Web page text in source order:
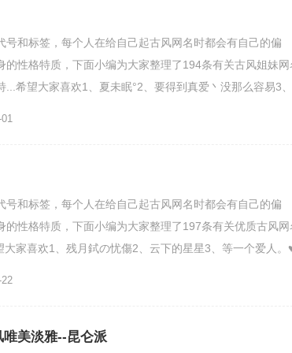
和标签，每个人在给自己起古风网名时都会有自己的偏
性格特质，下面小编为大家整理了194条有关古风姐妹网
...希望大家喜欢1、夏未眠°2、要得到真爱丶没那么容易3、
和标签，每个人在给自己起古风网名时都会有自己的偏
性格特质，下面小编为大家整理了197条有关优质古风网
大家喜欢1、残月鉽の忧傷2、云下的星星3、等一个爱人。
美淡雅--昆仑派